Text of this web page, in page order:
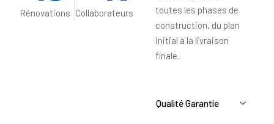
Rénovations Collaborateurs
toutes les phases de
construction, du plan
initial à la livraison
finale.
Qualité Garantie